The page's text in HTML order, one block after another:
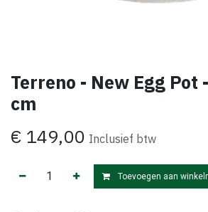
Terreno - New Egg Pot
cm
€ 149,00 Inclusief btw
Toevoegen aan